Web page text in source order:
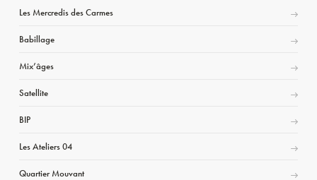
Les Mercredis des Carmes
Babillage
Mix’âges
Satellite
BIP
Les Ateliers 04
Quartier Mouvant